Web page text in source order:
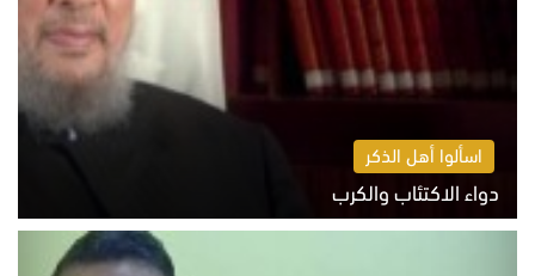
اسألوا أهل الذكر
دواء الاكتئاب والكرب
السبت 8 أغسطس 2026 10:54 ص